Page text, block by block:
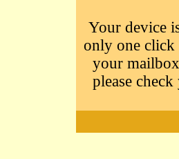
Your device
only one click
your
please